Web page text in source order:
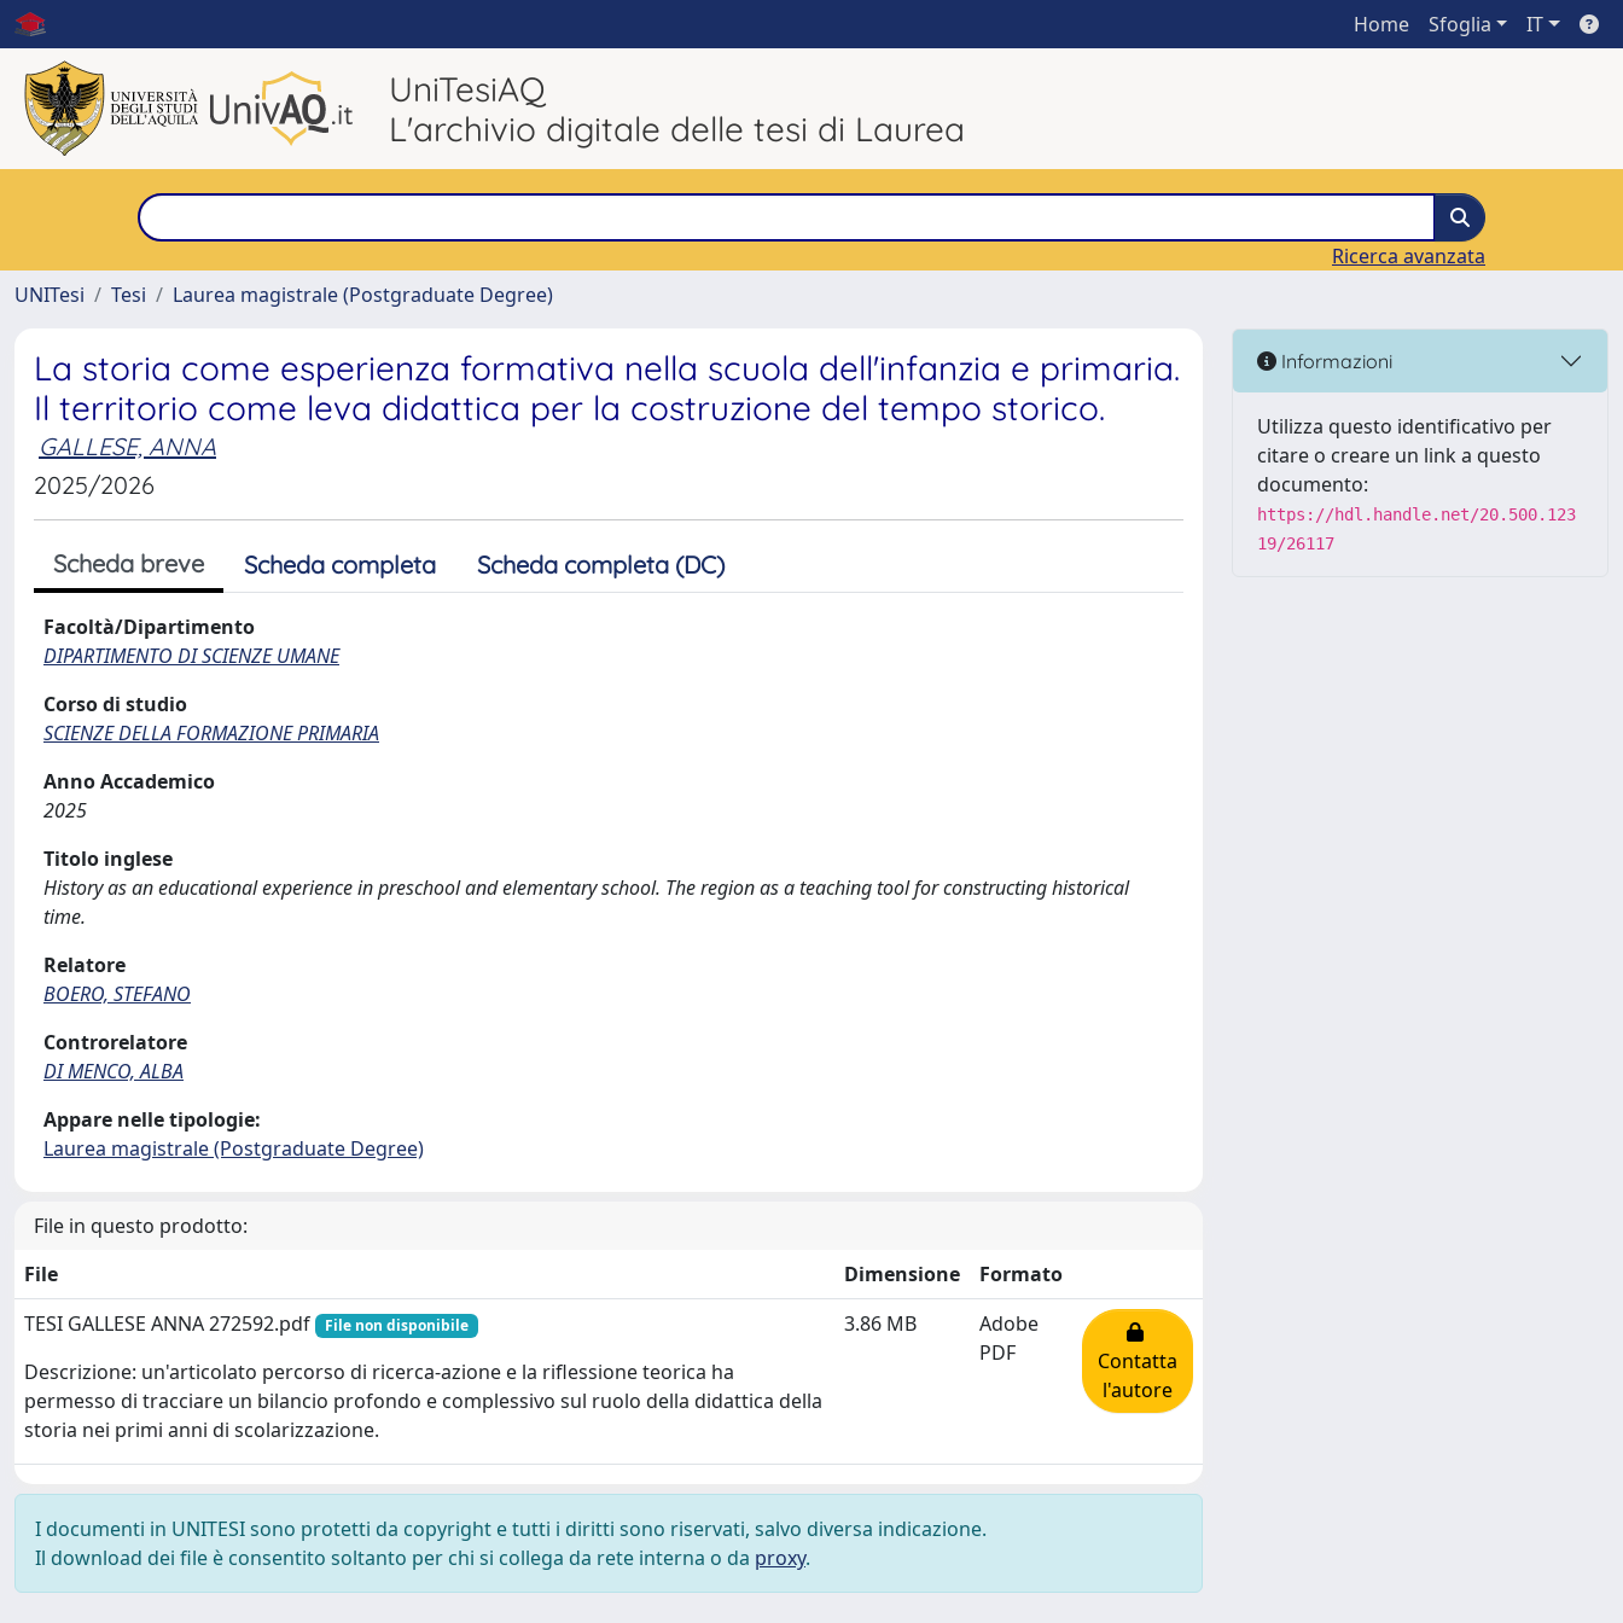
Home Sfoglia IT
UniTesiAQ
L'archivio digitale delle tesi di Laurea
Ricerca avanzata
UNITesi
Tesi Laurea magistrale (Postgraduate Degree)
La storia come esperienza formativa nella scuola dell'infanzia e primaria.
Il territorio come leva didattica per la costruzione del tempo storico.
GALLESE, ANNA
2025/2026
Scheda breve Scheda completa Scheda completa (DC)
Facoltà/Dipartimento
DIPARTIMENTO DI SCIENZE UMANE
Corso di studio
SCIENZE DELLA FORMAZIONE PRIMARIA
Anno Accademico
2025
Titolo inglese
History as an educational experience in preschool and elementary school. The region as a teaching tool for constructing historical
time.
Relatore
BOERO, STEFANO
Controrelatore
DI MENCO, ALBA
Appare nelle tipologie:
Laurea magistrale (Postgraduate Degree)
File in questo prodotto:
File
Dimensione
Formato
TESI GALLESE ANNA 272592.pdf
File non disponibile
Descrizione: un'articolato percorso di ricerca-azione e la riflessione teorica ha
permesso di tracciare un bilancio profondo e complessivo sul ruolo della didattica della
storia nei primi anni di scolarizzazione.
3.86 MB
Adobe
PDF
Contatta
l'autore
I documenti in UNITESI sono protetti da copyright e tutti i diritti sono riservati, salvo diversa indicazione.
Il download dei file è consentito soltanto per chi si collega da rete interna o da proxy.
Informazioni
Utilizza questo identificativo per
citare o creare un link a questo
documento:
https://hdl.handle.net/20.500.123
19/26117